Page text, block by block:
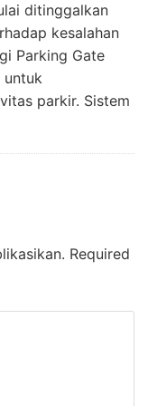
ditinggalkan
kesalahan
Parking Gate
untuk
parkir. Sistem
Required